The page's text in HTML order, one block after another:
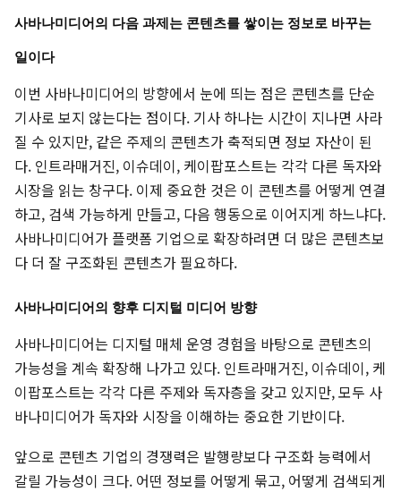
사바나미디어의 다음 과제는 콘텐츠를 쌓이는 정보로 바꾸는
일이다
이번 사바나미디어의 방향에서 눈에 띄는 점은 콘텐츠를 단순
기사로 보지 않는다는 점이다. 기사 하나는 시간이 지나면 사라
질 수 있지만, 같은 주제의 콘텐츠가 축적되면 정보 자산이 된
다. 인트라매거진, 이슈데이, 케이팝포스트는 각각 다른 독자와
시장을 읽는 창구다. 이제 중요한 것은 이 콘텐츠를 어떻게 연결
하고, 검색 가능하게 만들고, 다음 행동으로 이어지게 하느냐다.
사바나미디어가 플랫폼 기업으로 확장하려면 더 많은 콘텐츠보
다 더 잘 구조화된 콘텐츠가 필요하다.
사바나미디어의 향후 디지털 미디어 방향
사바나미디어는 디지털 매체 운영 경험을 바탕으로 콘텐츠의
가능성을 계속 확장해 나가고 있다. 인트라매거진, 이슈데이, 케
이팝포스트는 각각 다른 주제와 독자층을 갖고 있지만, 모두 사
바나미디어가 독자와 시장을 이해하는 중요한 기반이다.
앞으로 콘텐츠 기업의 경쟁력은 발행량보다 구조화 능력에서
갈릴 가능성이 크다. 어떤 정보를 어떻게 묶고, 어떻게 검색되게